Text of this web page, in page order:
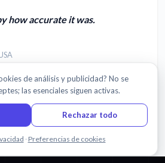
how accurate it was.
más reseñas
Chatea con nosotros
de análisis y publicidad? No se
las esenciales siguen activas.
Rechazar todo
· Preferencias de cookies